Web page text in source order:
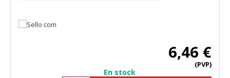
6,46 €
(PVP)
En stock